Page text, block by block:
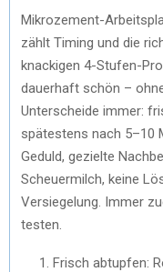
Mikrozement-
zählt Timing und die
knackigen 4-Stufen-
dauerhaft schön –
Unterscheide immer:
spätestens nach 5–10
Geduld, gezielte
Scheuermilch, keine
Versiegelung. Immer
testen.
Frisch abtupfen: